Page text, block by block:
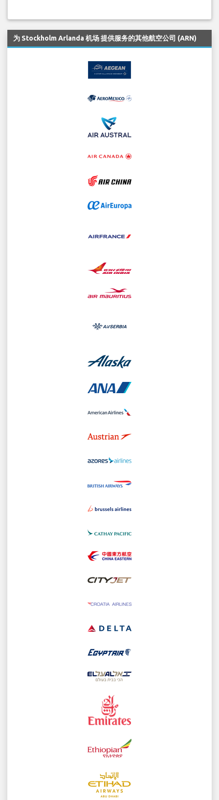
为 Stockholm Arlanda 机场 提供服务的其他航空公司 (ARN)